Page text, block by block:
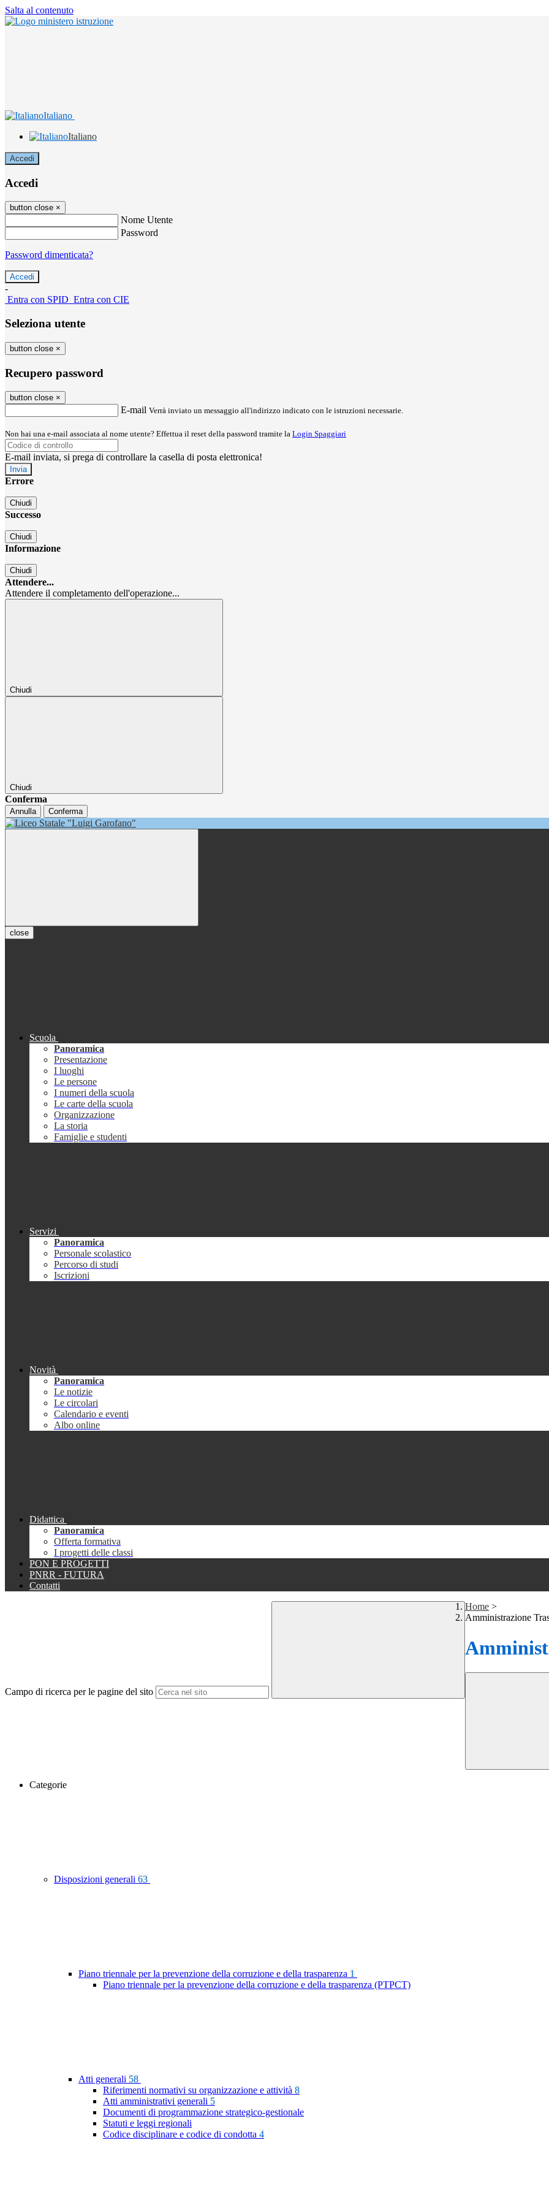
Salta al contenuto
Italiano
Italiano
Accedi
Accedi
button close ×
Nome Utente
Password
Password dimenticata?
-
Entra con SPID Entra con CIE
Seleziona utente
button close ×
Recupero password
button close ×
E-mail Verrà inviato un messaggio all'indirizzo indicato con le istruzioni necessarie.
Non hai una e-mail associata al nome utente? Effettua il reset della password tramite la Login Spaggiari
E-mail inviata, si prega di controllare la casella di posta elettronica!
Errore
Chiudi
Successo
Chiudi
Informazione
Chiudi
Attendere...
Attendere il completamento dell'operazione...
Chiudi
Chiudi
Conferma
Annulla Conferma
close
Scuola
Panoramica
Presentazione
I luoghi
Le persone
I numeri della scuola
Le carte della scuola
Organizzazione
La storia
Famiglie e studenti
Servizi
Panoramica
Personale scolastico
Percorso di studi
Iscrizioni
Novità
Panoramica
Le notizie
Le circolari
Calendario e eventi
Albo online
Didattica
Panoramica
Offerta formativa
I progetti delle classi
PON E PROGETTI
PNRR - FUTURA
Contatti
Campo di ricerca per le pagine del sito
Home >
Amministrazione
Categorie
Disposizioni generali 63
Piano triennale per la prevenzione della corruzione e della trasparenza 1
Piano triennale per la prevenzione della corruzione e della trasparenza (PTPCT)
Atti generali 58
Riferimenti normativi su organizzazione e attività 8
Atti amministrativi generali 5
Documenti di programmazione strategico-gestionale
Statuti e leggi regionali
Codice disciplinare e codice di condotta 4